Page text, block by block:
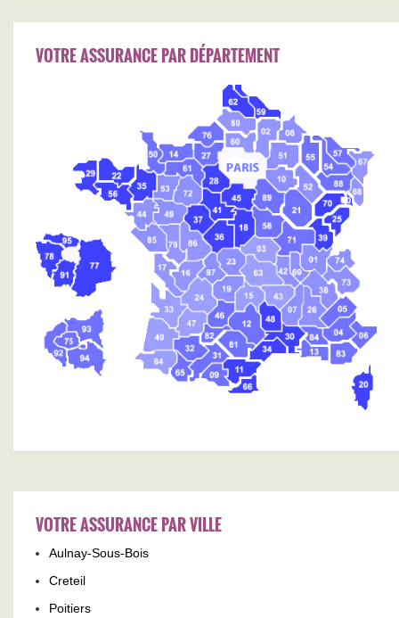
VOTRE ASSURANCE PAR DÉPARTEMENT
VOTRE ASSURANCE PAR VILLE
Aulnay-Sous-Bois
Creteil
Poitiers